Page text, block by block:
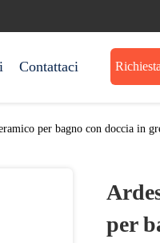
Contattaci
per bagno con doccia in
per